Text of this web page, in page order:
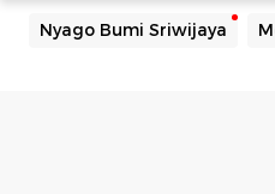
Nyago Bumi Sriwijaya